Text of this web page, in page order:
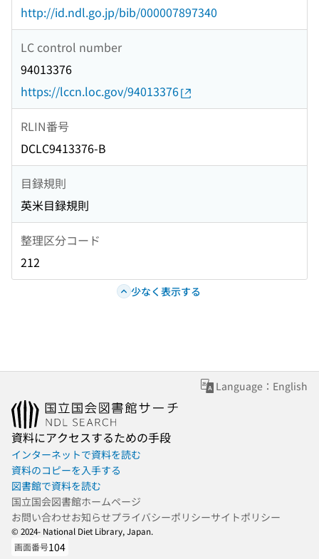
http://id.ndl.go.jp/bib/000007897340
LC control number
94013376
https://lccn.loc.gov/94013376
RLIN番号
DCLC9413376-B
目録規則
英米目録規則
整理区分コード
212
少なく表示する
Language：English
資料にアクセスするための手段
インターネットで資料を読む
資料のコピーを入手する
図書館で資料を読む
国立国会図書館ホームページ
お問い合わせお知らせプライバシーポリシーサイトポリシー
© 2024- National Diet Library, Japan.
画面番号104